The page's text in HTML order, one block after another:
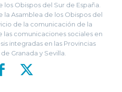
Obispos del Sur de España.
la Asamblea de los Obispos del
de la comunicación de la
las comunicaciones sociales en
integradas en las Provincias
Granada y Sevilla.